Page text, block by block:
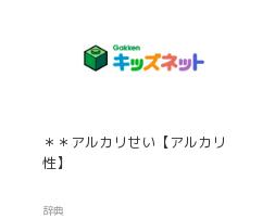
＊＊アルカリせい【アルカリ
性】
辞典